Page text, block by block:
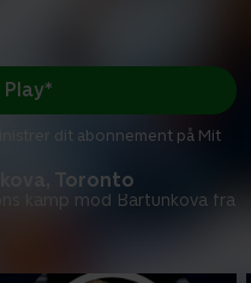
Toronto
kamp mod Bartunkova fra
Play*
dit abonnement på Mit